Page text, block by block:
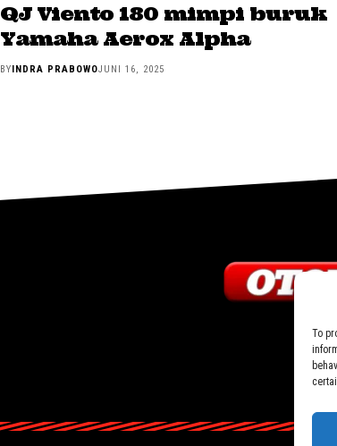
To
QJ Viento 180 mimpi buruk
Yamaha Aerox Alpha
BY INDRA PRABOWOJUNI 16, 2025